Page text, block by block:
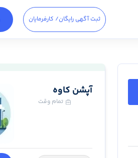
ثبت آگهی رایگان/ کارفرمایان
آپشن کاوه
تمام وقت